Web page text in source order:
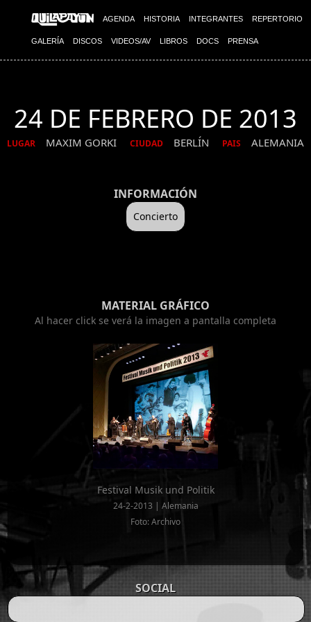
AGENDA HISTORIA INTEGRANTES REPERTORIO
GALERÍA DISCOS VIDEOS/AV LIBROS DOCS PRENSA
24 DE FEBRERO DE 2013
LUGAR MAXIM GORKI CIUDAD BERLÍN PAIS ALEMANIA
INFORMACIÓN
Concierto
MATERIAL GRÁFICO
Al hacer click se verá la imagen a pantalla completa
Festival Musik und Politik
24-2-2013 | Alemania
Foto: Archivo
SOCIAL